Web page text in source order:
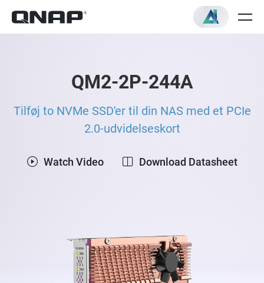
QM2-2P-244A
Tilføj to NVMe SSD'er til din NAS med et PCIe
2.0-udvidelseskort
Watch Video Download Datasheet